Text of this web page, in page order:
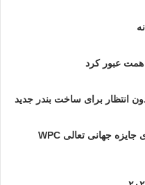
پتروشیمی نوری در جمع فینالیست‌های جایزه جهانی تعالی WPC